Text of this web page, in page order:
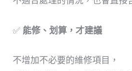
✅ 能修、划算，才建議
不增加不必要的維修項目，